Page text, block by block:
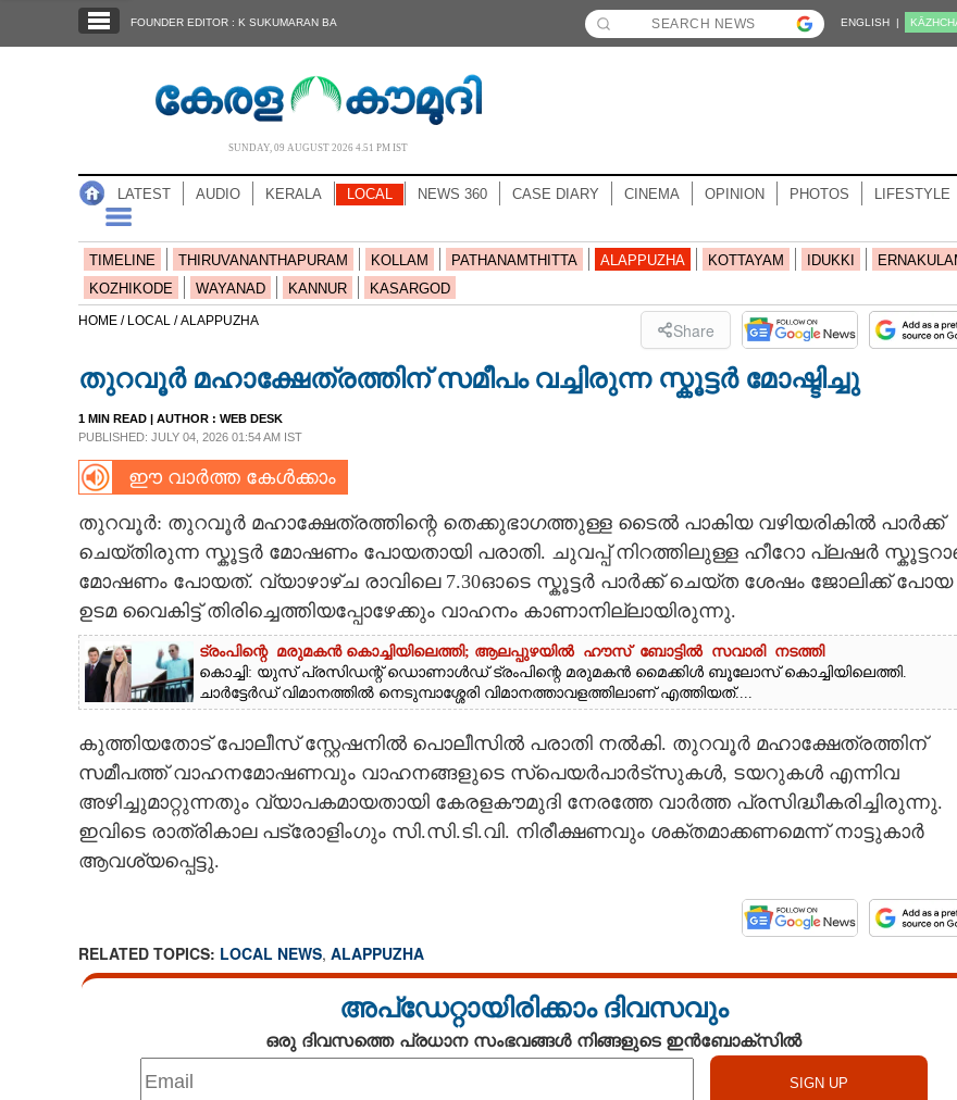
NOTIFIED NEWS
NEWS 360
CASE DIARY
PHOTOS
LIFESTYLE
FOUNDER EDITOR : K SUKUMARAN BA ENGLISH |
SUNDAY, 09 AUGUST 2026 4.51 PM IST
LATEST AUDIO KERALA LOCAL NEWS 360 CASE DIARY CINEMA OPINION PHOTOS LIFESTYLE
TIMELINE THIRUVANANTHAPURAM KOLLAM PATHANAMTHITTA ALAPPUZHA KOTTAYAM IDUKKI
KOZHIKODE
WAYANAD KANNUR KASARGOD
HOME / LOCAL /ALAPPUZHA Share
തുറവൂർ മഹാക്ഷേത്രത്തിന് സമീപം വച്ചിരുന്ന സ്കൂട്ടർ മോഷ്ടിച്ചു
1 MIN READ | AUTHOR : WEB DESK
PUBLISHED: JULY 04, 2026 01:54 AM IST
ഈ വാർത്ത കേൾക്കാം
തുറവൂർ: തുറവൂർ മഹാക്ഷേത്രത്തിന്റെ തെക്കുഭാഗത്തുള്ള ടൈൽ പാകിയ വഴിയരികിൽ പാർക്ക്
ചെയ്തിരുന്ന സ്കൂട്ടർ മോഷണം പോയതായി പരാതി. ചുവപ്പ് നിറത്തിലുള്ള ഹീറോ പ്ലഷർ
മോഷണം പോയത്. വ്യാഴാഴ്ച രാവിലെ 7.30ഓടെ സ്കൂട്ടർ പാർക്ക് ചെയ്ത ശേഷം ജോലിക്ക് പോയ
ഉടമ വൈകിട്ട് തിരിച്ചെത്തിയപ്പോഴേക്കും വാഹനം കാണാനില്ലായിരുന്നു.
ട്രംപിന്റെ മരുമകൻ കൊച്ചിയിലെത്തി; ആലപ്പുഴയിൽ ഹൗസ് ബോട്ടിൽ സവാരി നടത്തി
കൊച്ചി: യുസ് പ്രസിഡന്റ് ഡൊണാൾഡ് ട്രംപിന്റെ മരുമകൻ മൈക്കിൾ ബൂലോസ് കൊച്ചിയിലെത്തി.
ചാർട്ടേർഡ് വിമാനത്തിൽ നെടുമ്പാശ്ശേരി വിമാനത്താവളത്തിലാണ് എത്തിയത്....
കുത്തിയതോട് പോലീസ് സ്റ്റേഷനിൽ പൊലീസിൽ പരാതി നൽകി. തുറവൂർ മഹാക്ഷേത്രത്തിന്
സമീപത്ത് വാഹനമോഷണവും വാഹനങ്ങളുടെ സ്പെയർപാർട്സുകൾ, ടയറുകൾ എന്നിവ
അഴിച്ചുമാറ്റുന്നതും വ്യാപകമായതായി കേരളകൗമുദി നേരത്തേ വാർത്ത പ്രസിദ്ധീകരിച്ചിരുന്നു.
ഇവിടെ രാത്രികാല പട്രോളിംഗും സി.സി.ടി.വി. നിരീക്ഷണവും ശക്തമാക്കണമെന്ന് നാട്ടുകാർ
ആവശ്യപ്പെട്ടു.
RELATED TOPICS: LOCAL NEWS, ALAPPUZHA
അപ്ഡേറ്റായിരിക്കാം ദിവസവും
ഒരു ദിവസത്തെ പ്രധാന സംഭവങ്ങൾ നിങ്ങളുടെ ഇൻബോക്സിൽ